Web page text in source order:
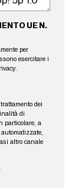
UE N.
per
esercitare i
.
dei
di
particolare, a
altro canale